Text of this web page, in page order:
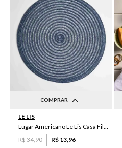
COMPRAR
LE LIS
Lugar Americano Le Lis Casa Filipa
R$34,90 R$ 13 96